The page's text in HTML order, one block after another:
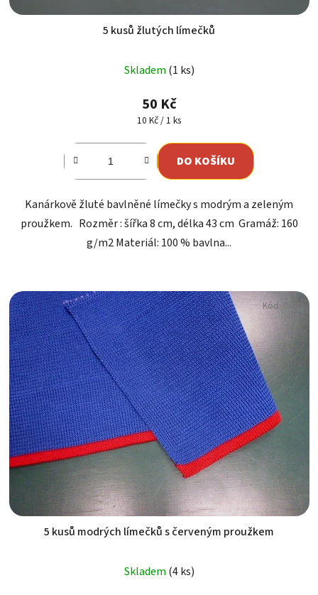
5 kusů žlutých límečků
Skladem (1 ks)
50 Kč
Měrná
10 Kč / 1 ks
DO KOŠÍKU
Kanárkově žluté bavlněné límečky s modrým a zeleným
proužkem. Rozměr : šířka 8 cm, délka 43 cm Gramáž: 160
g/m2 Materiál: 100 % bavlna...
5 kusů modrých límečků s červeným proužkem
Skladem (4 ks)
Kód: 0680